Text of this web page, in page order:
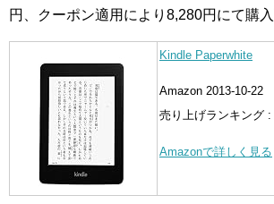
円、クーポン適用により8,280円にて購入
Kindle Paperwhite
Amazon 2013-10-22
売り上げランキング :
Amazonで詳しく見る